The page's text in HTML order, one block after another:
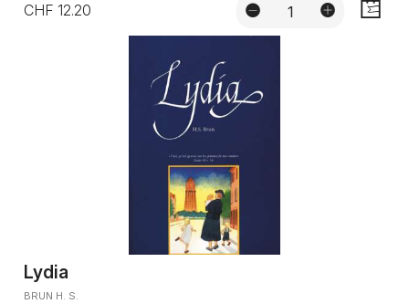
CHF 12.20
Lydia
BRUN H. S.